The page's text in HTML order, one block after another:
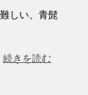
しい、青髭
続きを読む